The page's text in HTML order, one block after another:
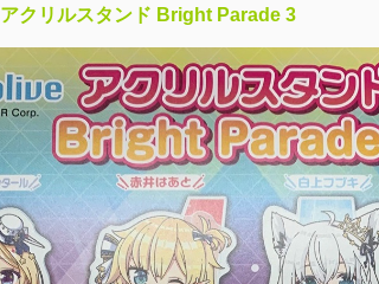
アクリルスタンド Bright Parade 3